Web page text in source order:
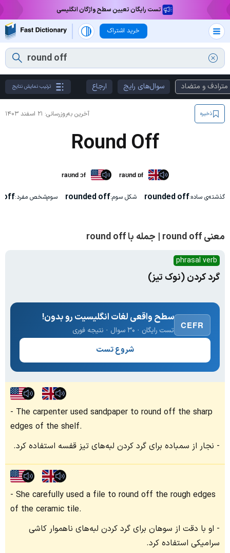
تست رایگان تعیین سطح واژگان انگلیسی
خرید اشتراک
مترادف و متضاد سوال‌های رایج ارجاع ترتیب نمایش نتایج
آخرین به‌روزرسانی: ۲۱ اسفند ۱۴۰۳ ذخیره
Round Off
raʊnd ɔf raʊnd ɒf
گذشته‌ی ساده:rounded off شکل سوم:rounded off سوم‌شخص مفرد:off
معنی round off | جمله با round off
phrasal verb
گرد کردن (نوک تیز)
CEFR
سطح واقعی لغات انگلیسیت رو بدون!
تست رایگان · ۳۰ سوال · نتیجه فوری
شروع تست
The carpenter used sandpaper to round off the sharp
edges of the shelf.
نجار از سمباده برای گرد کردن لبه‌های تیز قفسه استفاده کرد.
She carefully used a file to round off the rough edges
of the ceramic tile.
او با دقت از سوهان برای گرد کردن لبه‌های ناهموار کاشی
سرامیکی استفاده کرد.